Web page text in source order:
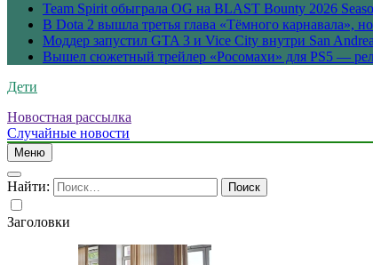
Team Spirit обыграла OG на BLAST Bounty 2026
В Dota 2 вышла третья глава «Тёмного карнавала»,
Моддер запустил GTA 3 и Vice City внутри San
Вышел сюжетный трейлер «Росомахи» для PS5 —
Дети
Новостная рассылка
Случайные новости
Меню
Найти:
Заголовки